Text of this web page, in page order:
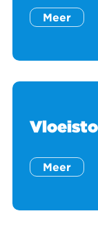
Meer
Meer